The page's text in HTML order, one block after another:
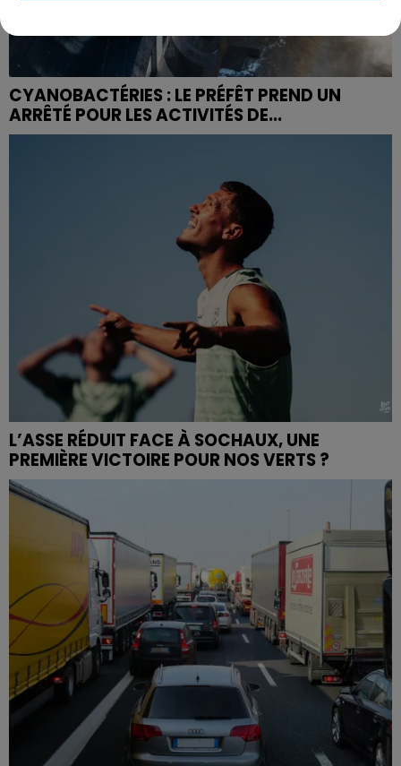
CYANOBACTÉRIES : LE PRÉFÊT PREND UN
ARRÊTÉ POUR LES ACTIVITÉS DE...
L’ASSE RÉDUIT FACE À SOCHAUX, UNE
PREMIÈRE VICTOIRE POUR NOS VERTS ?